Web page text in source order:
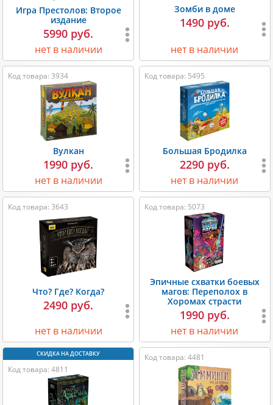
Игра Престолов: Второе
издание
5990 руб.
нет в наличии
Зомби в доме
1490 руб.
нет в наличии
Код товара: 3934
Вулкан
1990 руб.
нет в наличии
Код товара: 5495
Большая Бродилка
2290 руб.
нет в наличии
Код товара: 3643
Что? Где? Когда?
2490 руб.
нет в наличии
Код товара: 5073
Эпичные схватки боевых
магов: Переполох в
Хоромах страсти
1990 руб.
нет в наличии
Код товара: 4811
Код товара: 4481